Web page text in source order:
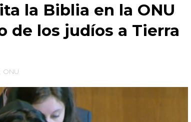
la Biblia en la ONU
de los judíos a Tierra
ONU